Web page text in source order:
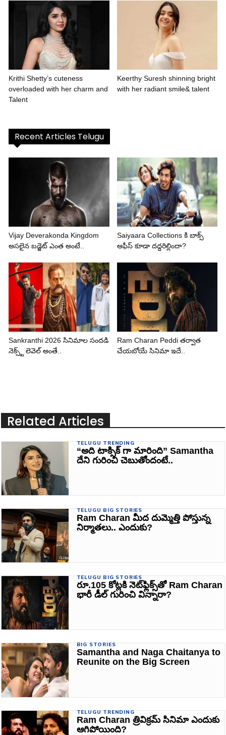
Krithi Shetty’s cuteness
overloaded with her charm and
Talent
Keerthy Suresh shinning bright
with her radiant smile& talent
Recent Articles Telugu
Vijay Deverakonda Kingdom
అసలైన బడ్జెట్ ఎంత అంటే..
Saiyaara Collections కి బాక్స్
ఆఫీస్ కూడా దద్దరిల్లిందా?
Sankranthi 2026 సినిమాల సందడి
నెక్స్ట్ లెవెల్ అంతే..
Ram Charan Peddi తర్వాత
చేయబోయే సినిమా ఇదే..
Related Articles
TELUGU TRENDING
“అది టాక్సిక్ గా మారింది” Samantha
దేని గురించి చెబుతోందంటే..
TELUGU BIG STORIES
Ram Charan మీద దుమ్మెత్తి పోస్తున్న
నిర్మాతలు.. ఎందుకు?
TELUGU BIG STORIES
రూ.105 కోట్లకి నెట్‌ఫ్లిక్స్‌తో Ram Charan
భారీ డీల్ గురించి విన్నారా?
BIG STORIES
Samantha and Naga Chaitanya to
Reunite on the Big Screen
TELUGU TRENDING
Ram Charan త్రివిక్రమ్ సినిమా ఎందుకు
ఆగిపోయింది?